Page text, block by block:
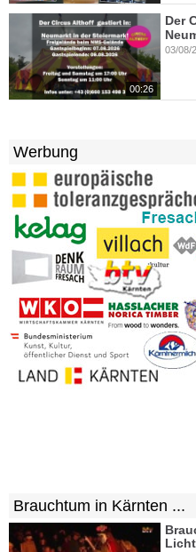
00:26
Der
03/08/
Werbung
Brauchtum in Kärnten ...